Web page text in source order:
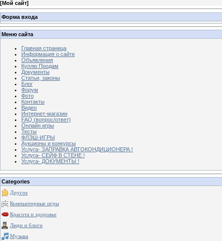
[Мой сайт]
Форма входа
Меню сайта
Главная страница
Информация о сайте
Объявления
Куплю Продам
Документы
Статьи, законы
Блог
Форум
Фото
Контакты
Видео
Интернет-магазин
FAQ (вопрос/ответ)
Онлайн игры
Тесты
ФЛЭШ-ИГРЫ
Аукционы и конкурсы
Услуга- ЗАПРАВКА АВТОКОНДИЦИОНЕРА !
Услуга- СЕЙФ В СТЕНЕ !
Услуга- ДОКУМЕНТЫ !
Categories
Другое
Компьютерные игры
Красота и здоровье
Люди и блоги
Музыка